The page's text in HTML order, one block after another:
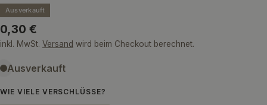
Ausverkauft
Regulärer
Preis
0,30 €
inkl. MwSt. Versand wird beim Checkout berechnet.
Ausverkauft
WIE VIELE VERSCHLÜSSE?